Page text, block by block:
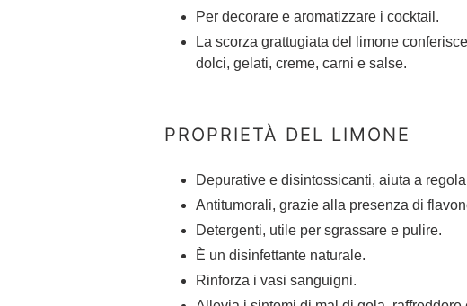
Per decorare e aromatizzare i cocktail.
La scorza grattugiata del limone
dolci, gelati, creme, carni e salse.
PROPRIETÀ DEL LIMONE
Depurative e disintossicanti, aiuta a
Antitumorali, grazie alla presenza di
Detergenti, utile per sgrassare e pulire.
È un disinfettante naturale.
Rinforza i vasi sanguigni.